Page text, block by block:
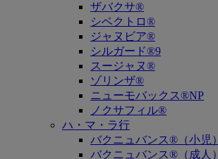
ザバクサ®
シベクトロ®
ジャヌビア®
シルガード®9
スージャヌ®
ゾリンザ®
ニューモバックス®NP
ノクサフィル®
ハ・マ・ラ行
バクニュバンス®（小児）
バクニュバンス®（成人）